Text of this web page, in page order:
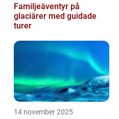
Familjeäventyr på
glaciärer med guidade
turer
14 november 2025